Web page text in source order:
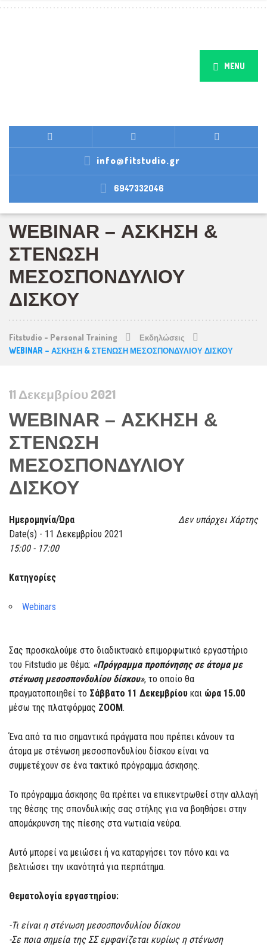
MENU
info@fitstudio.gr
6947332046
WEBINAR – ΑΣΚΗΣΗ &
ΣΤΕΝΩΣΗ
ΜΕΣΟΣΠΟΝΔΥΛΙΟΥ
ΔΙΣΚΟΥ
Fitstudio - Personal Training
Εκδηλώσεις
WEBINAR – ΑΣΚΗΣΗ & ΣΤΕΝΩΣΗ ΜΕΣΟΣΠΟΝΔΥΛΙΟΥ ΔΙΣΚΟΥ
11 Δεκεμβρίου 2021
WEBINAR – ΑΣΚΗΣΗ &
ΣΤΕΝΩΣΗ
ΜΕΣΟΣΠΟΝΔΥΛΙΟΥ
ΔΙΣΚΟΥ
Δεν υπάρχει Χάρτης
Ημερομηνία/Ώρα
Date(s) - 11 Δεκεμβρίου 2021
15:00 - 17:00
Κατηγορίες
Webinars
Σας προσκαλούμε στο διαδικτυακό επιμορφωτικό εργαστήριο
του Fitstudio με θέμα: «Πρόγραμμα προπόνησης σε άτομα με
στένωση μεσοσπονδυλίου δίσκου», το οποίο θα
πραγματοποιηθεί το Σάββατο 11 Δεκεμβρίου και ώρα 15.00
μέσω της πλατφόρμας ZOOM.
Ένα από τα πιο σημαντικά πράγματα που πρέπει κάνουν τα
άτομα με στένωση μεσοσπονδυλίου δίσκου είναι να
συμμετέχουν σε ένα τακτικό πρόγραμμα άσκησης.
Το πρόγραμμα άσκησης θα πρέπει να επικεντρωθεί στην αλλαγή
της θέσης της σπονδυλικής σας στήλης για να βοηθήσει στην
απομάκρυνση της πίεσης στα νωτιαία νεύρα.
Αυτό μπορεί να μειώσει ή να καταργήσει τον πόνο και να
βελτιώσει την ικανότητά για περπάτημα.
Θεματολογία εργαστηρίου:
-Τι είναι η στένωση μεσοσπονδυλίου δίσκου
-Σε ποια σημεία της ΣΣ εμφανίζεται κυρίως η στένωση